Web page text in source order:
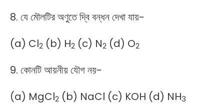
8. যে মৌলটির অণুতে দ্বি বন্ধন দেখা যায়-
(a) Cl2 (b) H2 (c) N2 (d) O2
9. কোনটি আয়নীয় যৌগ নয়-
(a) MgCl2 (b) NaCl (c) KOH (d) NH3